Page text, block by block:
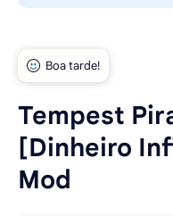
Tempest
[Dinheiro
Mod